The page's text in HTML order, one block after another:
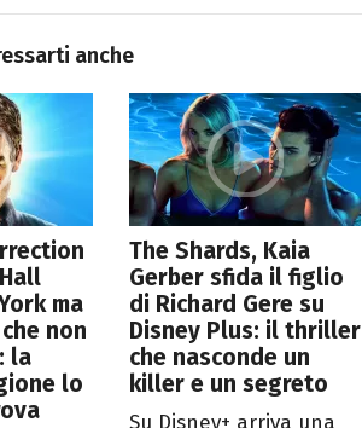
anche
ma
non
la
lo
The Shards, Kaia
Gerber sfida il figlio
di Richard Gere su
Disney Plus: il thriller
che nasconde un
killer e un segreto
Su Disney+ arriva una